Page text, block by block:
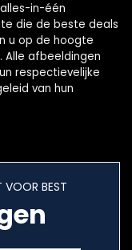
in-één
die de beste deals
u op de hoogte
afbeeldingen
respectievelijke
van hun
VOOR BEST